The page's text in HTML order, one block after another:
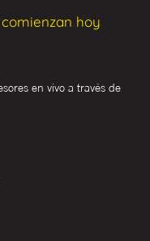
hoy
en vivo a través de